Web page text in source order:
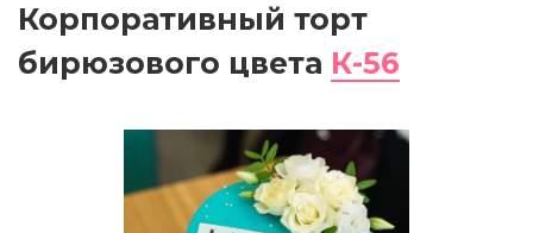
Корпоративный торт
бирюзового цвета К-56